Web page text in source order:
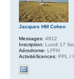
Jacques HM Cohen
Messages: 4912
Inscription: Lundi 17
Aérodrome: LFFH
Activité/licences: PPL /